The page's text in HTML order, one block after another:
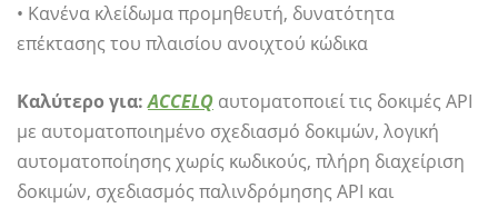
• Κανένα κλείδωμα προμηθευτή, δυνατότητα
επέκτασης του πλαισίου ανοιχτού κώδικα
Καλύτερο για:ACCELQ αυτοματοποιεί τις δοκιμές API
με αυτοματοποιημένο σχεδιασμό δοκιμών, λογική
αυτοματοποίησης χωρίς κωδικούς, πλήρη διαχείριση
δοκιμών, σχεδιασμός παλινδρόμησης API και